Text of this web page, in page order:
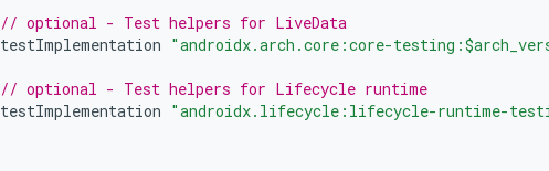
// optional - Test helpers for LiveData
testImplementation "androidx.arch.core:core-
// optional - Test helpers for Lifecycle runtime
testImplementation "androidx.lifecycle:lifecycle-runtime-